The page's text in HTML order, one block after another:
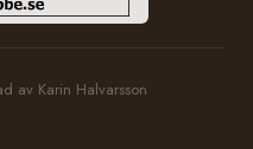
av Karin Halvarsson